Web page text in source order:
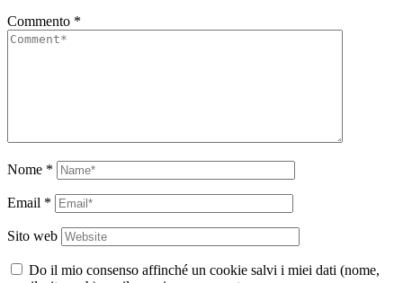
Commento *
Nome *
Email *
Sito web
Do il mio consenso affinché un cookie salvi i miei dati (nome,